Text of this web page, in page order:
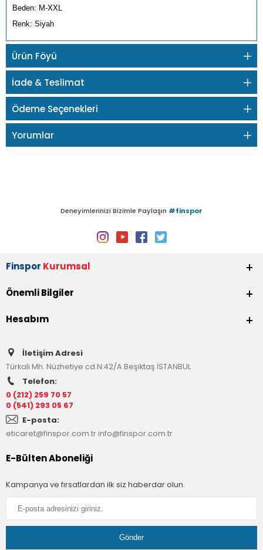
Beden: M-XXL
Renk: Siyah
Ürün Föyü
İade & Teslimat
Ödeme Seçenekleri
Yorumlar
Deneyimlerinizi Bizimle Paylaşın #finspor
Finspor Kurumsal
Önemli Bilgiler
Hesabım
İletişim Adresi
Türkali Mh. Nüzhetiye cd.N:42/A Beşiktaş İSTANBUL
Telefon:
0 (212) 259 70 57
0 (541) 293 05 67
E-posta:
eticaret@finspor.com.trinfo@finspor.com.tr
E-Bülten Aboneliği
Kampanya ve fırsatlardan ilk siz haberdar olun.